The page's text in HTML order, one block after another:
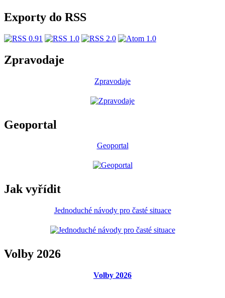
Exporty do RSS
Zpravodaje
Zpravodaje
Geoportal
Geoportal
Jak vyřídit
Jednoduché návody pro časté situace
Volby 2026
Volby 2026